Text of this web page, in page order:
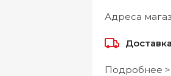
Адреса
Доставка
Подробнее >